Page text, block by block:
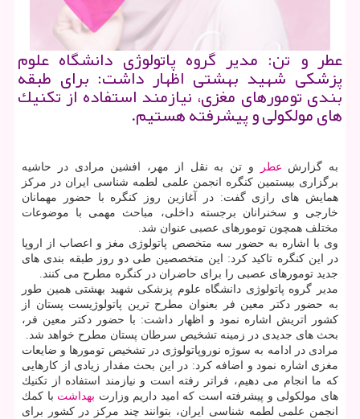
عطر و تن: مدیر گروه پاتولوژی دانشگاه علوم
پزشكی شهید بهشتی اظهار داشت: برای طبقه
بندی تومورهای مغزی، نیازمند استفاده از تكنیك
های مولكولی و پیشرفته هستیم.
به گزارش عطر
و تن به نقل از مهر، افشین مرادی در حاشیه
برگزاری بیستمین كنگره انجمن علمی لطمه شناسی ایران در مركز
همایش های رازی گفت: در آغازین روز كنگره با حضور مهمانان
خارجی و سخنرانان برجسته داخلی، مباحث مهمی با موضوعات
مختلف همچون تومورهای عصبی عنوان شد.
وی با اشاره به حضور سه متخصص پاتولوژی مغز و اعصاب از اروپا
در این كنگره تاكید كرد: این متخصصین طی دو روز طبقه بندی های
جدید تومورهای عصبی را برای حاضران در كنگره مطرح می كنند.
مدیر گروه پاتولوژی دانشگاه علوم پزشكی شهید بهشتی همین طور
به حضور دكتر معین فر بعنوان مطرح ترین پاتولوژیست پستان از
كشور اتریش اشاره نمود و اظهار داشت: با حضور دكتر معین فر،
بحث های جدیدی در زمینه تشخیص سرطان پستان مطرح خواهد شد.
مرادی در ادامه به سوژه نوروپاتولوژی در تشخیص تومورها و ضایعات
مغزی اشاره نمود و اضافه كرد: در این بحث مقدار زیادی از كارهایی
كه ما انجام می دهیم، فراتر رفته است و نیازمند استفاده از تكنیك
های مولكولی و پیشرفته است كه امید داریم وزارت بهداشت با كمك
انجمن علمی لطمه شناسی ایران، بتوانند چند مركز در كشور برای